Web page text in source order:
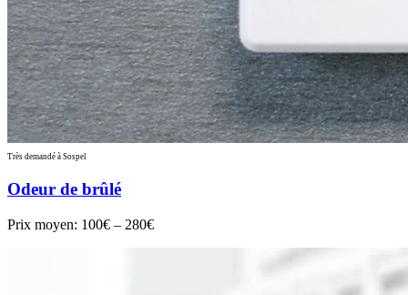
Très demandé à Sospel
Odeur de brûlé
Prix moyen: 100€ – 280€